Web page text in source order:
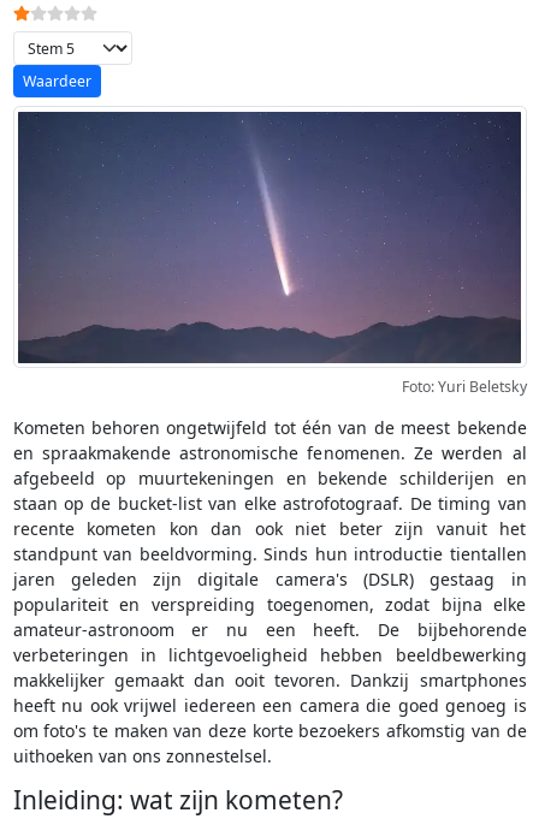
Gebruikerswaardering:
Voeg waardering toe
Foto: Yuri Beletsky
Kometen behoren ongetwijfeld tot één van de meest bekende
en spraakmakende astronomische fenomenen. Ze werden al
afgebeeld op muurtekeningen en bekende schilderijen en
staan op de bucket-list van elke astrofotograaf. De timing van
recente kometen kon dan ook niet beter zijn vanuit het
standpunt van beeldvorming. Sinds hun introductie tientallen
jaren geleden zijn digitale camera's (DSLR) gestaag in
populariteit en verspreiding toegenomen, zodat bijna elke
amateur-astronoom er nu een heeft. De bijbehorende
verbeteringen in lichtgevoeligheid hebben beeldbewerking
makkelijker gemaakt dan ooit tevoren. Dankzij smartphones
heeft nu ook vrijwel iedereen een camera die goed genoeg is
om foto's te maken van deze korte bezoekers afkomstig van de
uithoeken van ons zonnestelsel.
Inleiding: wat zijn kometen?